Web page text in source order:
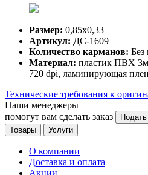
Размер: 0,85х0,33
Артикул: ДС-1609
Количество карманов: Без
Материал: пластик ПВХ
720 dpi, ламинирующая
Технические требования к
Наши менеджеры
помогут вам сделать заказ
Товары
Услуги
О компании
Доставка и оплата
Акции